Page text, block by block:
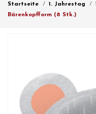
Startseite 1. Jahrestag
Bärenkopfform (8 Stk.)